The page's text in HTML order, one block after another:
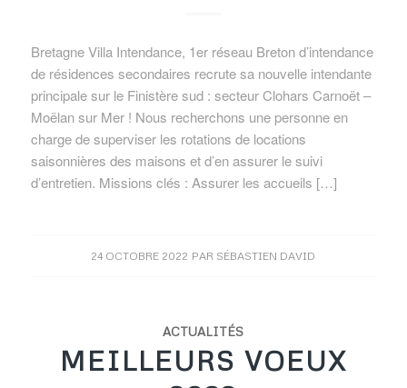
Bretagne Villa Intendance, 1er réseau Breton d’intendance
de résidences secondaires recrute sa nouvelle intendante
principale sur le Finistère sud : secteur Clohars Carnoët –
Moëlan sur Mer ! Nous recherchons une personne en
charge de superviser les rotations de locations
saisonnières des maisons et d’en assurer le suivi
d’entretien. Missions clés : Assurer les accueils […]
24 OCTOBRE 2022 PAR SÉBASTIEN DAVID
ACTUALITÉS
MEILLEURS VOEUX